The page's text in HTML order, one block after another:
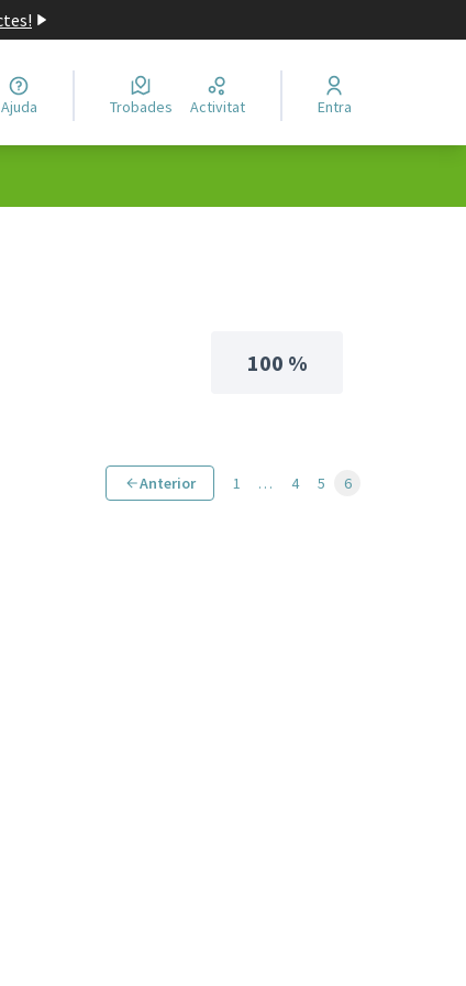
Ajuda Trobades Activitat Entra
100 %
Anterior 1 … 4 5 6